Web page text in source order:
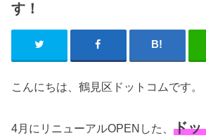
す！
こんにちは、鶴見区ドットコムです。
4月にリニューアルOPENした、ドッ